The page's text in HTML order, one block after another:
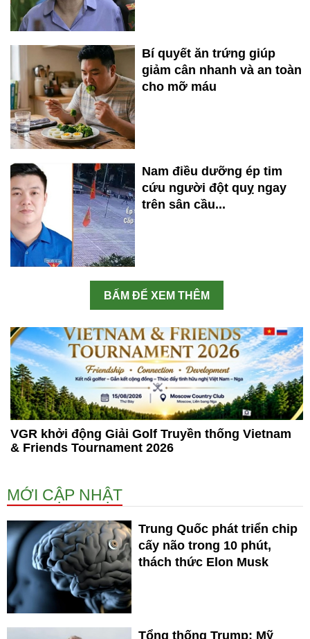
Bí quyết ăn trứng giúp
giảm cân nhanh và an toàn
cho mỡ máu
Nam điều dưỡng ép tim
cứu người đột quỵ ngay
trên sân cầu...
BẤM ĐỂ XEM THÊM
VGR khởi động Giải Golf Truyền thống Vietnam
& Friends Tournament 2026
MỚI CẬP NHẬT
Trung Quốc phát triển chip
cấy não trong 10 phút,
thách thức Elon Musk
Tổng thống Trump: Mỹ